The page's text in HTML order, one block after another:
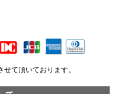
て頂いております。